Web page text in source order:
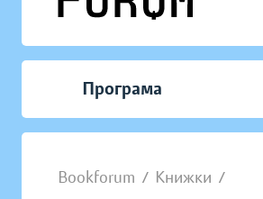
Програма
Bookforum / Книжки /